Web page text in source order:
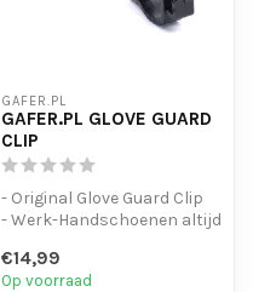
GAFER.PL
GAFER.PL GLOVE GUARD
CLIP
- Original Glove Guard Clip
- Werk-Handschoenen altijd
- Hoogwaar...
€14,99
Op voorraad